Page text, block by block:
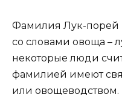
Фамилия Лук-порей
со словами овоща –
некоторые люди
фамилией имеют
или овощеводством.